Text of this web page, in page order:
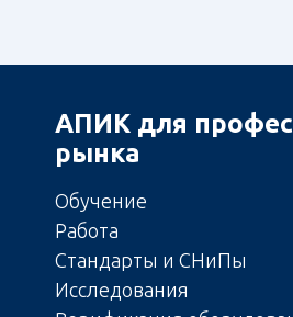
АПИК для
рынка
Обучение
Работа
Стандарты и СНиПы
Исследования